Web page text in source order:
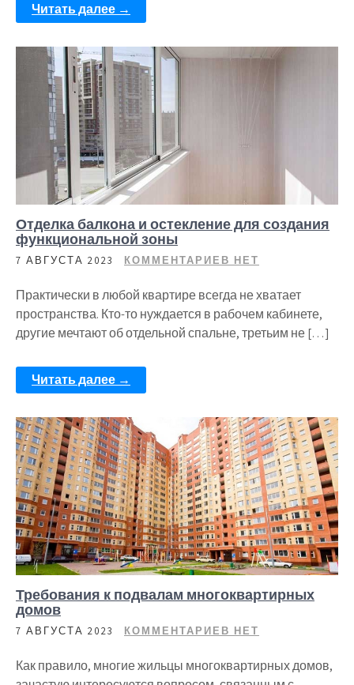
Читать далее →
Отделка балкона и остекление для создания
функциональной зоны
7 АВГУСТА 2023 КОММЕНТАРИЕВ НЕТ
Практически в любой квартире всегда не хватает
пространства. Кто-то нуждается в рабочем кабинете,
другие мечтают об отдельной спальне, третьим не […]
Читать далее →
Требования к подвалам многоквартирных
домов
7 АВГУСТА 2023 КОММЕНТАРИЕВ НЕТ
Как правило, многие жильцы многоквартирных домов,